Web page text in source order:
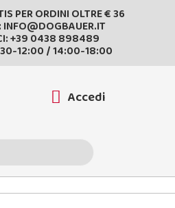
PER ORDINI OLTRE € 36
INFO@DOGBAUER.IT
+39 0438 898489
12:00 / 14:00-18:00
Accedi